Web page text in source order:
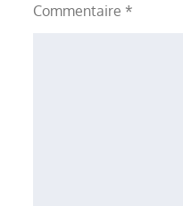
Commentaire *